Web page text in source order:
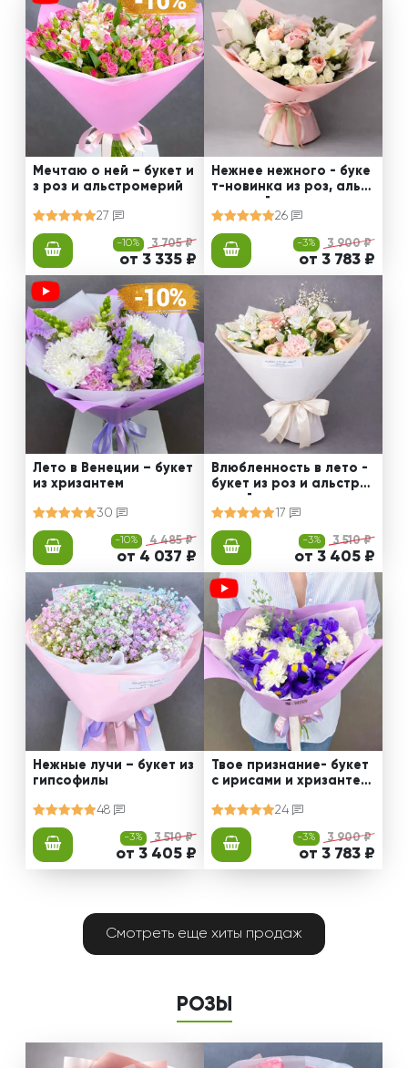
Мечтаю о ней – букет и
з роз и альстромерий
27
-10% 3 705 ₽
от 3 335 ₽
Нежнее нежного - буке
т-новинка из роз, альст
ромерий и калл
26
-3% 3 900 ₽
от 3 783 ₽
Лето в Венеции – букет
из хризантем
30
-10% 4 485 ₽
от 4 037 ₽
Влюбленность в лето -
букет из роз и альстро
мерий
17
-3% 3 510 ₽
от 3 405 ₽
Нежные лучи – букет из
гипсофилы
48
-3% 3 510 ₽
от 3 405 ₽
Твое признание- букет
с ирисами и хризантем
24
-3% 3 900 ₽
от 3 783 ₽
Смотреть еще хиты продаж
РОЗЫ